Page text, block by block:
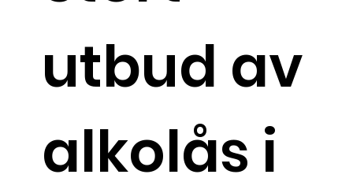
utbud av
alkolås i